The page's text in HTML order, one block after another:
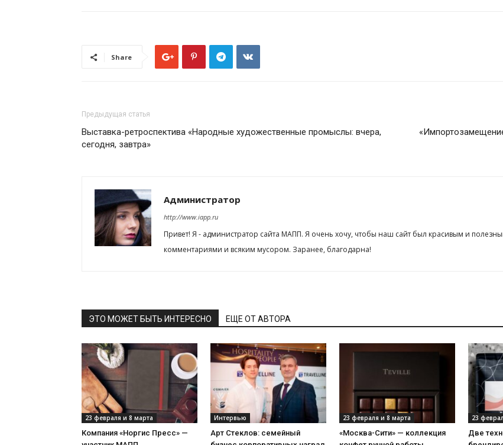
Share
Предыдущая статья
Выставка-ретроспектива «Народные художественные промыслы: вчера,
сегодня, завтра»
Администратор
http://www.iapp.ru
Привет! Я - администратор сайта МАПП. Я очень хочу, чтобы наш сайт был красивым и
комментариями и всяким мусором. Заранее, благодарна!
ЭТО МОЖЕТ БЫТЬ ИНТЕРЕСНО ЕЩЕ ОТ АВТОРА
23 февраля и 8 марта
Компания «Норгис Пресс» —
Интервью
Арт Стеклов: семейный
23 февраля и 8 марта
«Москва-Сити» — коллекция
23
Две